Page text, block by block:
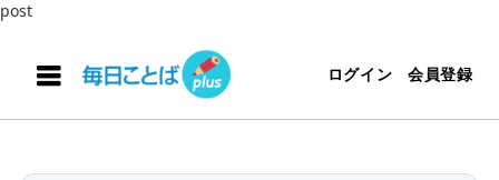
post
ログイン 会員登録